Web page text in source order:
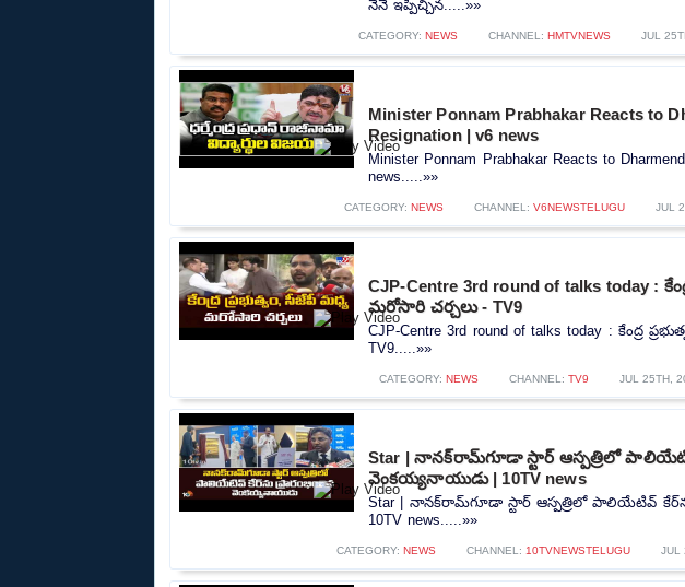
నేనే ఇప్పిచ్చిన.....»»
CATEGORY: NEWS CHANNEL: HMTVNEWS JUL
Minister Ponnam Prabhakar Reacts to
Resignation | v6 news
Minister Ponnam Prabhakar Reacts to
news.....»»
CATEGORY: NEWS CHANNEL: V6NEWSTELUGU JUL
CJP-Centre 3rd round of talks today :
మరోసారి చర్చలు - TV9
CJP-Centre 3rd round of talks today : కేంద్ర
TV9.....»»
CATEGORY: NEWS CHANNEL: TV9 JUL 25TH,
Star | నానక్‌రామ్‌గూడా స్టార్ ఆస్పత్రిలో
వెంకయ్యనాయుడు | 10TV news
Star | నానక్‌రామ్‌గూడా స్టార్ ఆస్పత్రిలో పాలియేటివ్
10TV news.....»»
CATEGORY: NEWS CHANNEL: 10TVNEWSTELUGU JUL